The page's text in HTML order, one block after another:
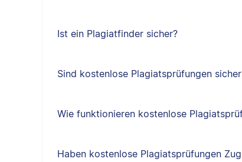
Ist ein Plagiatfinder sicher?
Sind kostenlose Plagiatsprüfungen
Wie funktionieren kostenlose
Haben kostenlose Plagiatsprüfungen